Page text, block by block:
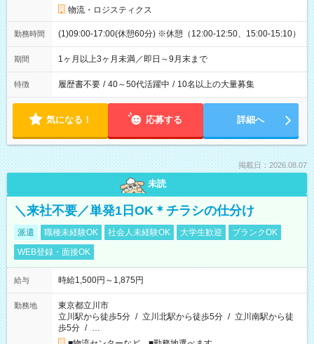
物流・ロジスティクス
勤務時間 (1)09:00-17:00(休憩60分) ※休憩（12:00-12:50、15:00-15:10）
期間 1ヶ月以上3ヶ月未満／即日～9月末まで
特徴 履歴書不要 / 40～50代活躍中 / 10名以上の大量募集
気になる！ 応募する 詳細へ
掲載日：2026.08.07
未読
＼来社不要／単発1日OK＊チラシの仕分け
派遣 職種未経験OK 社会人未経験OK 大学生歓迎
ブランクOK
WEB登録・面接OK
給与 時給1,500円～1,875円
勤務地
東京都立川市
立川駅から徒歩5分 / 立川北駅から徒歩5分 / 立川南駅から徒
歩5分 / …